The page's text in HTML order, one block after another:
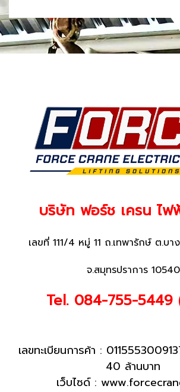
บริษัท ฟอร์ช เครน ไฟ
เลขที่ 111/4 หมู่ 11 ถ.เทพารักษ์ ต.บ
จ.สมุทรปราการ 10540
Tel. 084-755-
เลขทะเบียนการค้า :
40 ล้านบาท
เว็บไซด์ :